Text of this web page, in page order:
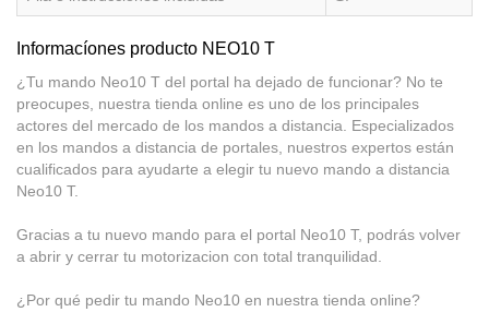
Informacíones producto NEO10 T
¿Tu mando Neo10 T del portal ha dejado de funcionar? No te
preocupes, nuestra tienda online es uno de los principales
actores del mercado de los mandos a distancia. Especializados
en los mandos a distancia de portales, nuestros expertos están
cualificados para ayudarte a elegir tu nuevo mando a distancia
Neo10 T.
Gracias a tu nuevo mando para el portal Neo10 T, podrás volver
a abrir y cerrar tu motorizacion con total tranquilidad.
¿Por qué pedir tu mando Neo10 en nuestra tienda online?